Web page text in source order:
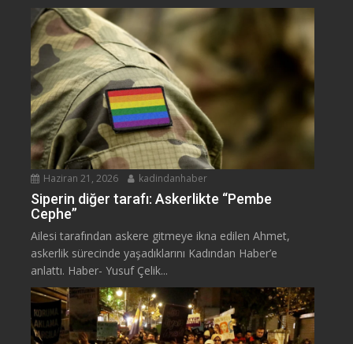
Haziran 21, 2026 kadindanhaber
Siperin diğer tarafı: Askerlikte “Pembe
Cephe”
Ailesi tarafından askere gitmeye ikna edilen Ahmet,
askerlik sürecinde yaşadıklarını Kadından Haber’e
anlattı. Haber- Yusuf Çelik...